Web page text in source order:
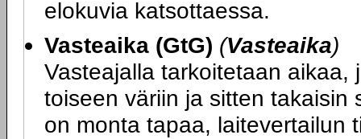
elokuvia katsottaessa.
Vasteaika (GtG) (Vasteaika)
Vasteajalla tarkoitetaan aikaa,
toiseen väriin ja sitten takaisin
on monta tapaa, laitevertailun